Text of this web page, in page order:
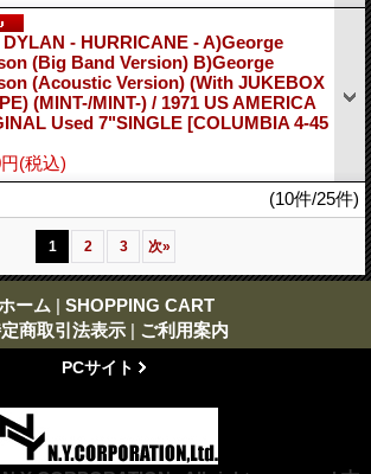
- HURRICANE - A)George
(Big Band Version) B)George
(Acoustic Version) (With JUKEBOX
(MINT-/MINT-) / 1971 US AMERICA
Used 7"SINGLE [COLUMBIA 4-45
(税込)
(10件/25件)
1 2 3 次»
ーム | SHOPPING CART
商取引法表示 | ご利用案内
PCサイト